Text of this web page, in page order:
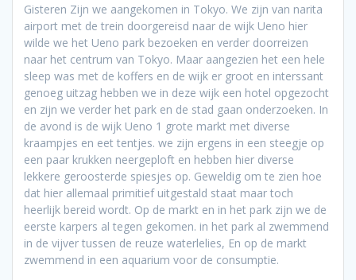
Gisteren Zijn we aangekomen in Tokyo. We zijn van narita
airport met de trein doorgereisd naar de wijk Ueno hier
wilde we het Ueno park bezoeken en verder doorreizen
naar het centrum van Tokyo. Maar aangezien het een hele
sleep was met de koffers en de wijk er groot en interssant
genoeg uitzag hebben we in deze wijk een hotel opgezocht
en zijn we verder het park en de stad gaan onderzoeken. In
de avond is de wijk Ueno 1 grote markt met diverse
kraampjes en eet tentjes. we zijn ergens in een steegje op
een paar krukken neergeploft en hebben hier diverse
lekkere geroosterde spiesjes op. Geweldig om te zien hoe
dat hier allemaal primitief uitgestald staat maar toch
heerlijk bereid wordt. Op de markt en in het park zijn we de
eerste karpers al tegen gekomen. in het park al zwemmend
in de vijver tussen de reuze waterlelies, En op de markt
zwemmend in een aquarium voor de consumptie.